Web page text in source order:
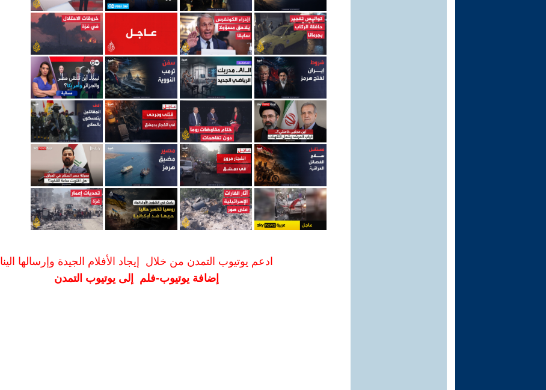
ادعم يوتيوب التمدن من خلال إيجاد الأفلام الجيدة وإرسالها الينا
إضافة يوتيوب-فلم إلى يوتيوب التمدن